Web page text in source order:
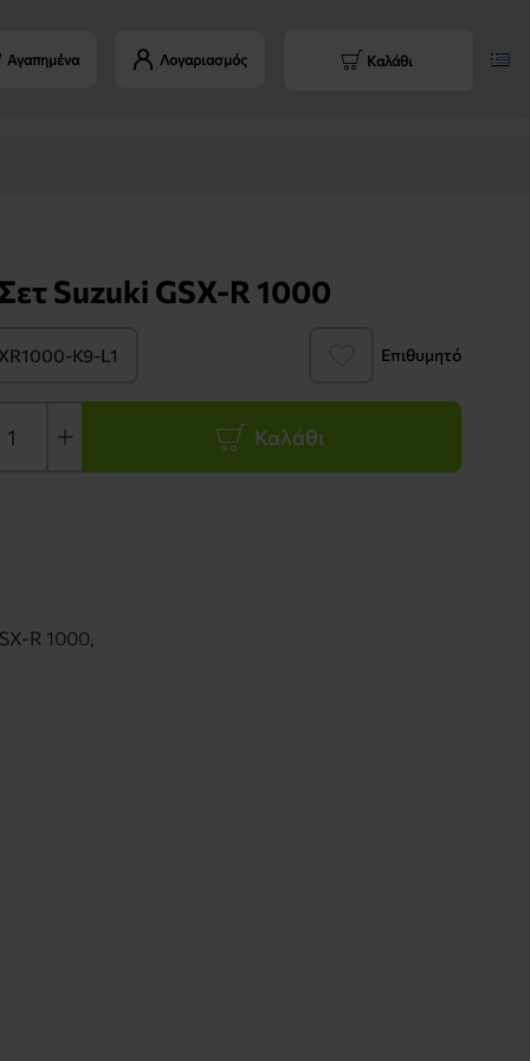
Αγαπημένα Λογαριασμός Καλάθι
Suzuki GSX-R 1000
K9-L1 Επιθυμητό
Καλάθι
R 1000,